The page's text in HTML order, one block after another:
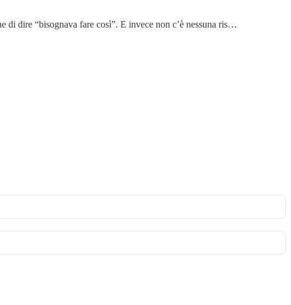
di dire “bisognava fare così”. E invece non c’è nessuna ris…